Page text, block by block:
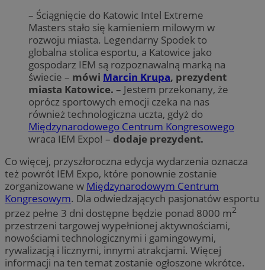
– Ściągnięcie do Katowic Intel Extreme
Masters stało się kamieniem milowym w
rozwoju miasta. Legendarny Spodek to
globalna stolica esportu, a Katowice jako
gospodarz IEM są rozpoznawalną marką na
świecie – mówi Marcin Krupa, prezydent
miasta Katowice. – Jestem przekonany, że
oprócz sportowych emocji czeka na nas
również technologiczna uczta, gdyż do
Międzynarodowego Centrum Kongresowego
wraca IEM Expo! – dodaje prezydent.
Co więcej, przyszłoroczna edycja wydarzenia oznacza
też powrót IEM Expo, które ponownie zostanie
zorganizowane w Międzynarodowym Centrum
Kongresowym. Dla odwiedzających pasjonatów esportu
przez pełne 3 dni dostępne będzie ponad 8000 m2
przestrzeni targowej wypełnionej aktywnościami,
nowościami technologicznymi i gamingowymi,
rywalizacją i licznymi, innymi atrakcjami. Więcej
informacji na ten temat zostanie ogłoszone wkrótce.